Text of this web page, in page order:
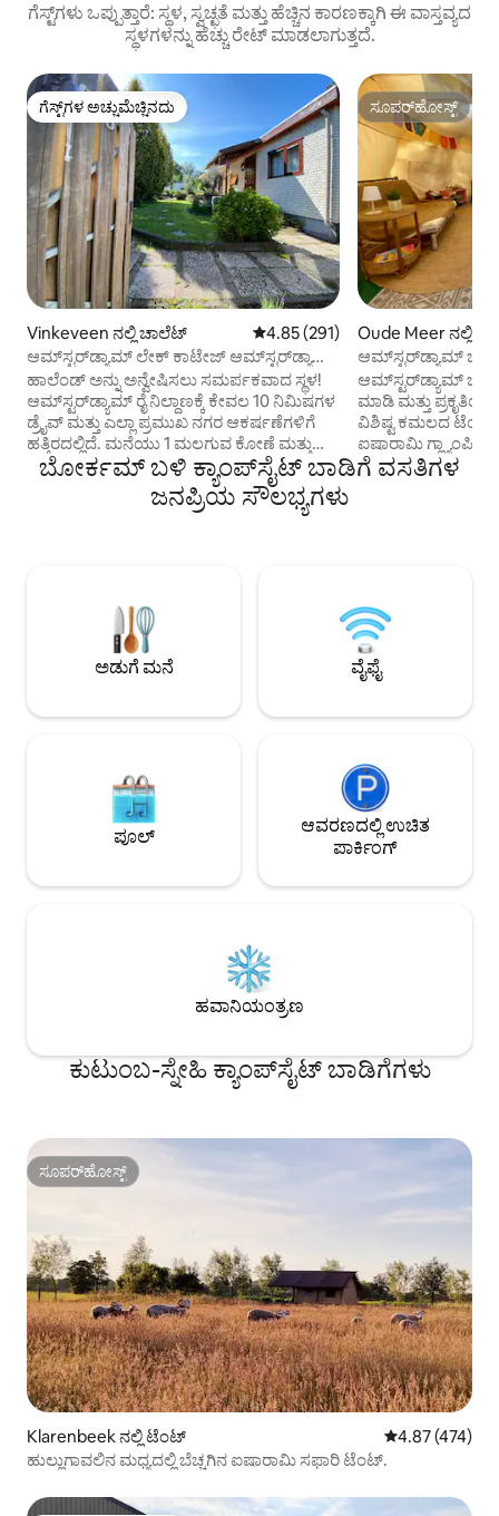
ಗೆಸ್ಟ್‌ಗಳು ಒಪ್ಪುತ್ತಾರೆ: ಸ್ಥಳ, ಸ್ವಚ್ಛತೆ ಮತ್ತು ಹೆಚ್ಚಿನ ಕಾರಣಕ್ಕಾಗಿ ಈ ವಾಸ್ತವ್ಯದ
ಸ್ಥಳಗಳನ್ನು ಹೆಚ್ಚು ರೇಟ್ ಮಾಡಲಾಗುತ್ತದೆ.
ಗೆಸ್ಟ್‌ಗಳ ಅಚ್ಚುಮೆಚ್ಚಿನದು
ಗೆಸ್ಟ್‌ಗಳ ಅಚ್ಚುಮೆಚ್ಚಿನದು
Vinkeveen ನಲ್ಲಿ ಚಾಲೆಟ್ 5 ರಲ್ಲಿ 4.85 ಸರಾಸರಿ ರೇಟಿಂಗ್, 291
4.85 (291)
ಆಮ್‌ಸ್ಟರ್‌ಡ್ಯಾಮ್ ಲೇಕ್ ಕಾಟೇಜ್ ಆಮ್‌ಸ್ಟರ್‌ಡ್ಯಾಮ್
+ ಉಚಿತ ಪಾರ್ಕಿಂಗ್
ಹಾಲೆಂಡ್ ಅನ್ನು ಅನ್ವೇಷಿಸಲು ಸಮರ್ಪಕವಾದ ಸ್ಥಳ!
ಆಮ್‌ಸ್ಟರ್‌ಡ್ಯಾಮ್ ರೈ ನಿಲ್ದಾಣಕ್ಕೆ ಕೇವಲ 10 ನಿಮಿಷಗಳ
ಡ್ರೈವ್ ಮತ್ತು ಎಲ್ಲಾ ಪ್ರಮುಖ ನಗರ ಆಕರ್ಷಣೆಗಳಿಗೆ
ಹತ್ತಿರದಲ್ಲಿದೆ. ಮನೆಯು 1 ಮಲಗುವ ಕೋಣೆ ಮತ್ತು
ಆರಾಮದಾಯಕವಾದ ಸೋಫಾ ಹಾಸಿಗೆಯೊಂದಿಗೆ
ಆರಾಮದಾಯಕವಾದ ಲಿವಿಂಗ್ ರೂಮ್ ಅನ್ನು
20 ನಿಮಿಷಗಳ ದೂರದಲ್ಲಿದೆ – ಇದು ನಿಮ್ಮ ಆಗಮನ
ಮತ್ತು ನಿರ್ಗಮನವನ್ನು ತುಂಬಾ
ಅನುಕೂಲಕರವಾಗಿಸುತ್ತದೆ. 🚗 ಹತ್ತಿರದ ನಗರಗಳಿಗೆ
ದೂರ: – ಉಟ್ರೆಕ್ಟ್: ಕಾರಿನ ಮೂಲಕ 25 ನಿಮಿಷಗಳು –
🏖 ಈಜುಗಾರಿಕೆ ಮತ್ತು ಡೈನಿಂಗ್ ಹತ್ತಿರದ
ಅದ್ಭುತ ರೆಸ್ಟೋರೆಂಟ್ ಕೂಡ ಇದೆ, ಇದು ರುಚಿಕರವಾದ
ಉಪಹಾರ ಅಥವಾ ಭೋಜನಕ್ಕೆ ಸೂಕ್ತವಾಗಿದೆ. 🌞
ಬೇಸಿಗೆಯಲ್ಲಿ, ಉದ್ಯಾನದಲ್ಲಿ BBQ ಅನ್ನು ಆನಂದಿಸಿ
ಅಥವಾ ಬೆರಗುಗೊಳಿಸುವ ವಿಂಕೆವೀನ್
ಬಾಡಿಗೆಗೆ ಪಡೆಯಿರಿ. ನೀವು ನಗರ ಟ್ರಿಪ್ ಅಥವಾ
ಸೂಪರ್‌ಹೋಸ್ಟ್
ಸೂಪರ್‌ಹೋಸ್ಟ್
Oude Meer ನಲ್ಲಿ
ಆಮ್‌ಸ್ಟರ್‌ಡ್ಯಾಮ್ ಬಳಿ
ಆಮ್‌ಸ್ಟರ್‌ಡ್ಯಾಮ್ ಬಳಿಯ
ಮಾಡಿ ಮತ್ತು ಪ್ರಕೃತಿಯ
ವಿಶಿಷ್ಟ ಕಮಲದ ಟೆಂಟ್
ಐಷಾರಾಮಿ
ಸಂಯೋಜಿಸುತ್ತದೆ.
ಹೊಂದಿರುತ್ತೀರಿ. ಸುಂದರವಾದ ಪ್ರಕೃತಿಯನ್ನು
ಅನ್ವೇಷಿಸಲು ಅಥವಾ
ಬೈಕ್ ಬಳಸಿ.
ಕೂಡ ವಾಟರ್ ಬೈಕ್
ಬೋರ್ಕಮ್ ಬಳಿ ಕ್ಯಾಂಪ್‌‌ಸೈಟ್ ಬಾಡಿಗೆ ವಸತಿಗಳ
ಜನಪ್ರಿಯ ಸೌಲಭ್ಯಗಳು
ಅಡುಗೆ ಮನೆ ವೈಫೈ
ಪೂಲ್
ಆವರಣದಲ್ಲಿ ಉಚಿತ
ಪಾರ್ಕಿಂಗ್
ಹವಾನಿಯಂತ್ರಣ
ಕುಟುಂಬ-ಸ್ನೇಹಿ ಕ್ಯಾಂಪ್‌‌ಸೈಟ್ ಬಾಡಿಗೆಗಳು
ಸೂಪರ್‌ಹೋಸ್ಟ್
ಸೂಪರ್‌ಹೋಸ್ಟ್
Klarenbeek ನಲ್ಲಿ ಟೆಂಟ್ 5 ರಲ್ಲಿ 4.87
4.87 (474)
ಹುಲ್ಲುಗಾವಲಿನ ಮಧ್ಯದಲ್ಲಿ ಬೆಚ್ಚಗಿನ ಐಷಾರಾಮಿ ಸಫಾರಿ ಟೆಂಟ್.